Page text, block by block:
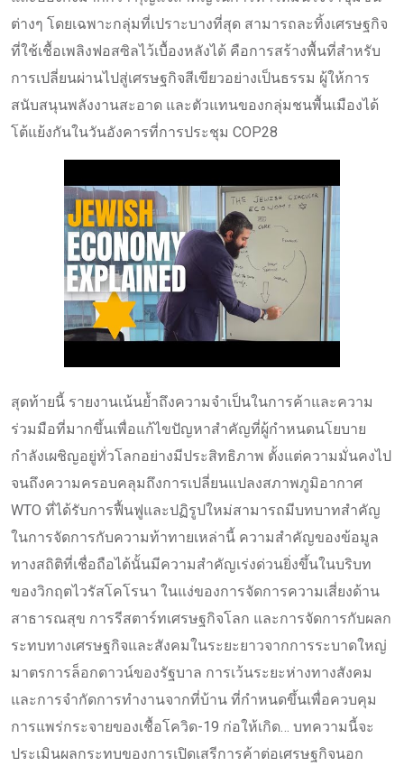
ต่างๆ โดยเฉพาะกลุ่มที่เปราะบางที่สุด สามารถละทิ้งเศรษฐกิจ
ที่ใช้เชื้อเพลิงฟอสซิลไว้เบื้องหลังได้ คือการสร้างพื้นที่สำหรับ
การเปลี่ยนผ่านไปสู่เศรษฐกิจสีเขียวอย่างเป็นธรรม ผู้ให้การ
สนับสนุนพลังงานสะอาด และตัวแทนของกลุ่มชนพื้นเมืองได้
โต้แย้งกันในวันอังคารที่การประชุม COP28
สุดท้ายนี้ รายงานเน้นย้ำถึงความจำเป็นในการค้าและความ
ร่วมมือที่มากขึ้นเพื่อแก้ไขปัญหาสำคัญที่ผู้กำหนดนโยบาย
กำลังเผชิญอยู่ทั่วโลกอย่างมีประสิทธิภาพ ตั้งแต่ความมั่นคงไป
จนถึงความครอบคลุมถึงการเปลี่ยนแปลงสภาพภูมิอากาศ
WTO ที่ได้รับการฟื้นฟูและปฏิรูปใหม่สามารถมีบทบาทสำคัญ
ในการจัดการกับความท้าทายเหล่านี้ ความสำคัญของข้อมูล
ทางสถิติที่เชื่อถือได้นั้นมีความสำคัญเร่งด่วนยิ่งขึ้นในบริบท
ของวิกฤตไวรัสโคโรนา ในแง่ของการจัดการความเสี่ยงด้าน
สาธารณสุข การรีสตาร์ทเศรษฐกิจโลก และการจัดการกับผลก
ระทบทางเศรษฐกิจและสังคมในระยะยาวจากการระบาดใหญ่
มาตรการล็อกดาวน์ของรัฐบาล การเว้นระยะห่างทางสังคม
และการจำกัดการทำงานจากที่บ้าน ที่กำหนดขึ้นเพื่อควบคุม
การแพร่กระจายของเชื้อโควิด-19 ก่อให้เกิด… บทความนี้จะ
ประเมินผลกระทบของการเปิดเสรีการค้าต่อเศรษฐกิจนอก